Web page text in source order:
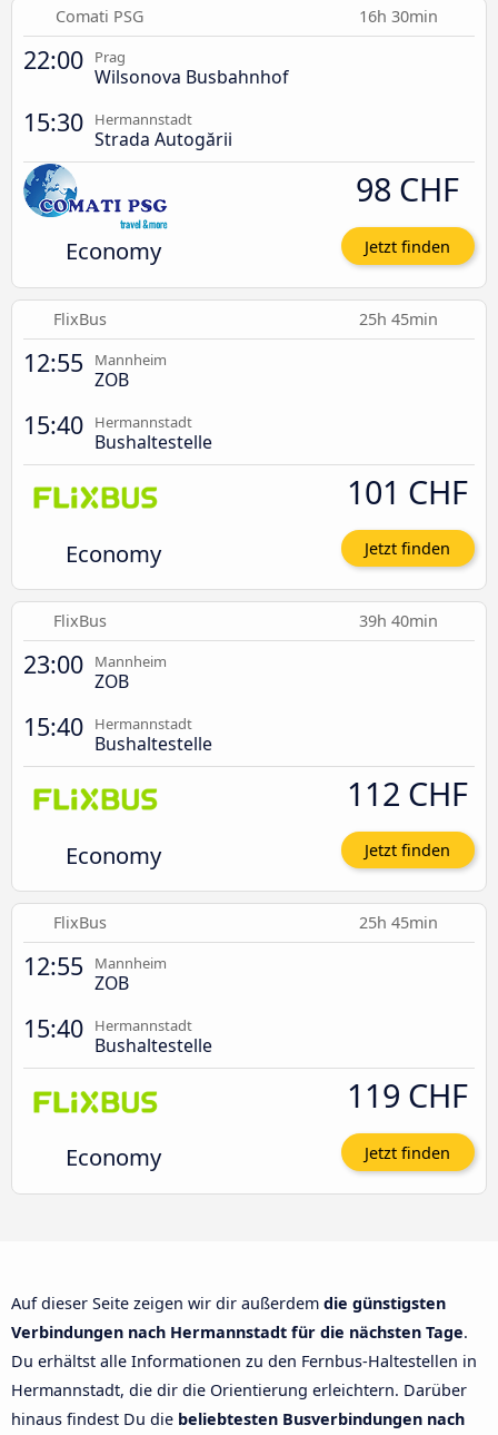
Comati PSG 16h 30min
22:00 Prag
Wilsonova Busbahnhof
15:30 Hermannstadt
Strada Autogării
Economy
98 CHF
Jetzt finden
FlixBus 25h 45min
12:55 Mannheim
ZOB
15:40 Hermannstadt
Bushaltestelle
Economy
101 CHF
Jetzt finden
FlixBus 39h 40min
23:00 Mannheim
ZOB
15:40 Hermannstadt
Bushaltestelle
Economy
112 CHF
Jetzt finden
FlixBus 25h 45min
12:55 Mannheim
ZOB
15:40 Hermannstadt
Bushaltestelle
Economy
119 CHF
Jetzt finden
Auf dieser Seite zeigen wir dir außerdem die günstigsten
Verbindungen nach Hermannstadt für die nächsten Tage.
Du erhältst alle Informationen zu den Fernbus-Haltestellen in
Hermannstadt, die dir die Orientierung erleichtern. Darüber
hinaus findest Du die beliebtesten Busverbindungen nach